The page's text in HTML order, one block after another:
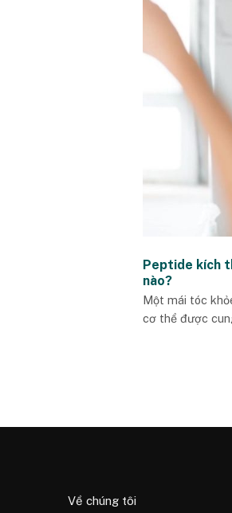
Peptide kích
nào?
Một mái tóc
cơ thể được
Về chúng tôi